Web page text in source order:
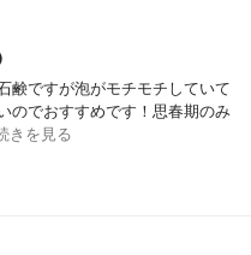
鹸ですが泡がモチモチしていて
のでおすすめです！思春期のみ
きを見る